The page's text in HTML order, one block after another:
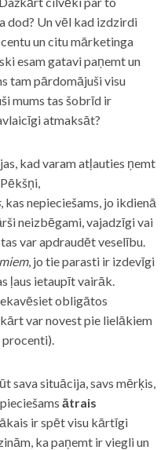
dod? Un vēl kad izdzirdi
un citu mārketinga
esam gatavi paņemt un
tam pārdomājuši visu
mums tas šobrīd ir
atmaksāt?
kad varam atļauties ņemt
, kas nepieciešams, jo ikdienā
neizbēgami, vajadzīgi vai
var apdraudēt veselību.
, jo tie parasti ir izdevīgi
ļaus ietaupīt vairāk.
obligātos
var novest pie lielākiem
procenti).
sava situācija, savs mērķis,
ātrais
ir spēt visu kārtīgi
ka paņemt ir viegli un